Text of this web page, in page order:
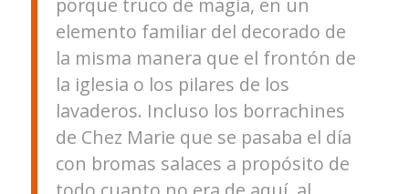
porque truco de magia, en un
elemento familiar del decorado de
la misma manera que el frontón de
la iglesia o los pilares de los
lavaderos. Incluso los borrachines
de Chez Marie que se pasaba el día
con bromas salaces a propósito de